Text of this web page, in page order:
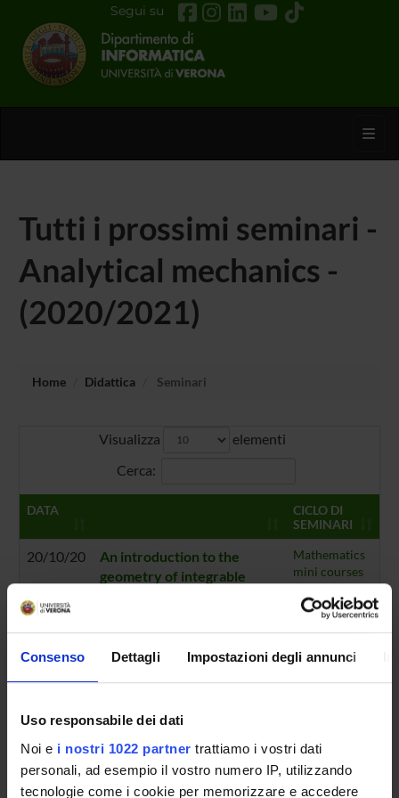
Consenso Dettagli Impostazioni degli annunci
Uso responsabile dei dati
Noi e i nostri 1022 partner trattiamo i vostri dati
personali, ad esempio il vostro numero IP, utilizzando
tecnologie come i cookie per memorizzare e accedere
Segui su
Tutti i prossimi seminari -
Analytical mechanics -
(2020/2021)
Home Didattica Seminari
Visualizza
elementi
Cerca:
DATA
CICLO DI
SEMINARI
20/10/20
An introduction to the
geometry of integrable
minicourse will take place
between the end of
Orario:Online seminar |
(Universidade Federal
Fluminense)
Mathematics
mini courses
2020-21